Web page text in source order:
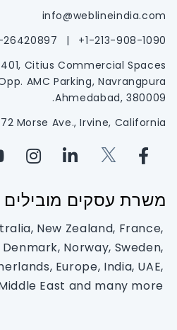
info@weblineindia.com
1-213-908-1090+
|
401, Citius Commercial Spaces,
AMC Parking, Navrangpura,
Ahmedabad, 380009.
Morse Ave., Irvine, California
משרת עסקים מובילים
New Zealand, France,
Norway, Sweden,
Europe, India, UAE,
East and many more..